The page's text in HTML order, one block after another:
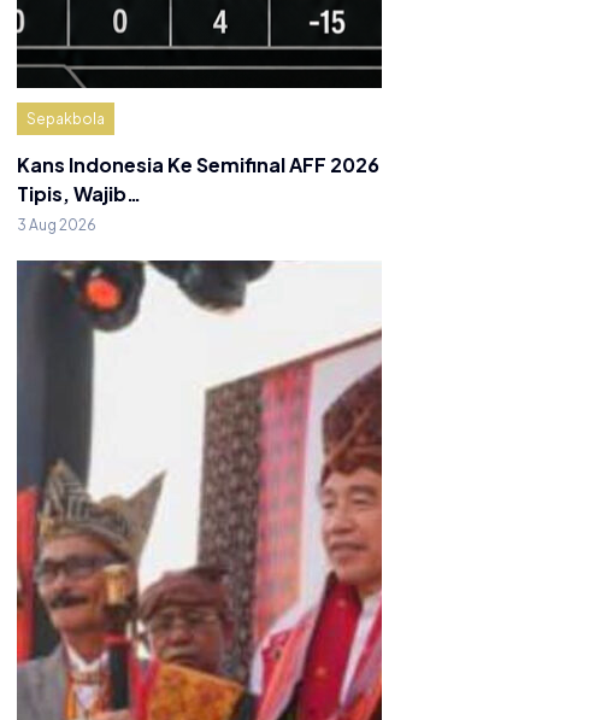
Sepakbola
Kans Indonesia Ke Semifinal AFF 2026
Tipis, Wajib…
3 Aug 2026